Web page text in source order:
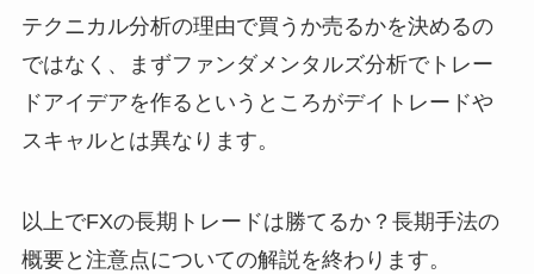
テクニカル分析の理由で買うか売るかを決めるの
ではなく、まずファンダメンタルズ分析でトレー
ドアイデアを作るというところがデイトレードや
スキャルとは異なります。
以上でFXの長期トレードは勝てるか？長期手法の
概要と注意点についての解説を終わります。